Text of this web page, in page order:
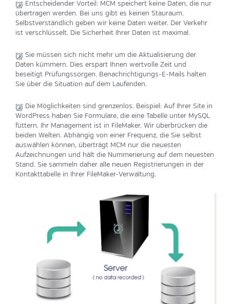
Entscheidender Vorteil: MCM speichert keine Daten, die nur
übertragen werden. Bei uns gibt es keinen Stauraum.
Selbstverständlich geben wir keine Daten weiter. Der Verkehr
ist verschlüsselt. Die Sicherheit Ihrer Daten ist maximal.
Sie müssen sich nicht mehr um die Aktualisierung der
Daten kümmern. Dies erspart Ihnen wertvolle Zeit und
beseitigt Prüfungssorgen. Benachrichtigungs-E-Mails halten
Sie über die Situation auf dem Laufenden.
Die Möglichkeiten sind grenzenlos. Beispiel: Auf Ihrer Site in
WordPress haben Sie Formulare, die eine Tabelle unter MySQL
füttern. Ihr Management ist in FileMaker. Wir überbrücken die
beiden Welten. Abhängig von einer Frequenz, die Sie selbst
auswählen können, überträgt MCM nur die neuesten
Aufzeichnungen und hält die Nummerierung auf dem neuesten
Stand. Sie sammeln daher alle neuen Registrierungen in der
Kontakttabelle in Ihrer FileMaker-Verwaltung.